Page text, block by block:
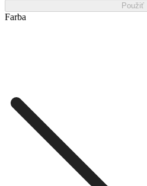
Použiť
Farba